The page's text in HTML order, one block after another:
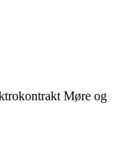
Møre og